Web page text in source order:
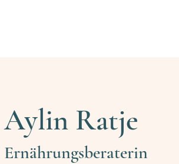
Aylin Ratje
Ernährungsberaterin